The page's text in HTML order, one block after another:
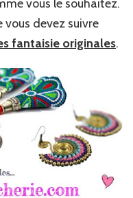
?
vous le souhaitez.
devez suivre
fantaisie originales.